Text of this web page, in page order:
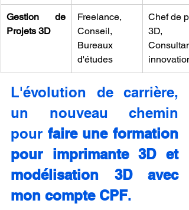
Gestion de
Projets 3D
Freelance,
Conseil,
Bureaux
d'études
Chef de
3D,
innovation
L'évolution de carrière,
un nouveau chemin
pour faire une formation
pour imprimante 3D et
modélisation 3D avec
mon compte CPF.